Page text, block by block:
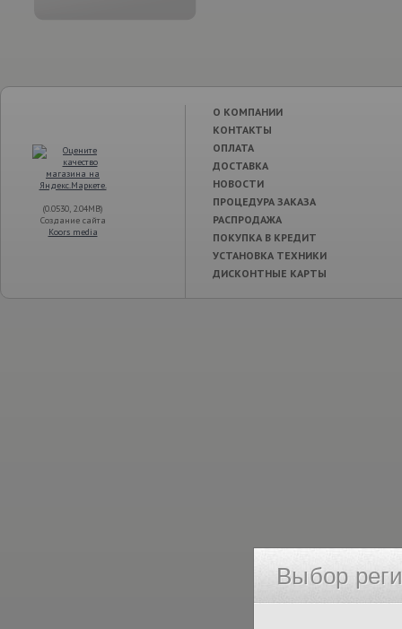
(0.0530, 2.04MB)
Создание сайта
Koors media
О КОМПАНИИ
КОНТАКТЫ
ОПЛАТА
ДОСТАВКА
НОВОСТИ
ПРОЦЕДУРА ЗАКАЗА
РАСПРОДАЖА
ПОКУПКА В КРЕДИТ
УСТАНОВКА ТЕХНИКИ
ДИСКОНТНЫЕ КАРТЫ
Выбор